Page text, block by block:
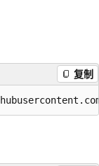
复制